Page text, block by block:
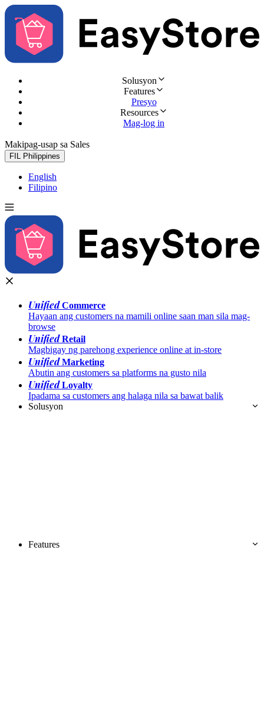
Solusyon
Features
Presyo
Resources
Mag-log in
Makipag-usap sa Sales
FIL Philippines
English
Filipino
UnifiedCommerce
Hayaan ang customers na mamili online saan man sila mag-
browse
UnifiedRetail
Magbigay ng parehong experience online at in-store
UnifiedMarketing
Abutin ang customers sa platforms na gusto nila
UnifiedLoyalty
Ipadama sa customers ang halaga nila sa bawat balik
Solusyon
Features